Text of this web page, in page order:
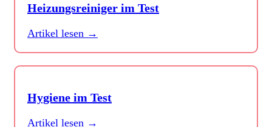
Heizungsreiniger im Test
Artikel lesen →
Hygiene im Test
Artikel lesen →